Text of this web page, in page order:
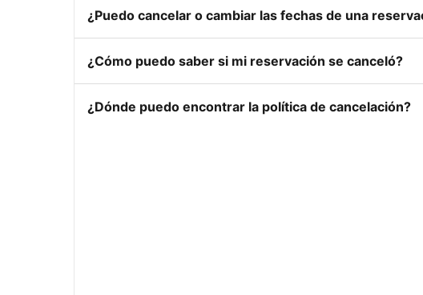
¿Puedo cancelar o cambiar las fechas de una
¿Cómo puedo saber si mi reservación se canceló?
¿Dónde puedo encontrar la política de cancelación?